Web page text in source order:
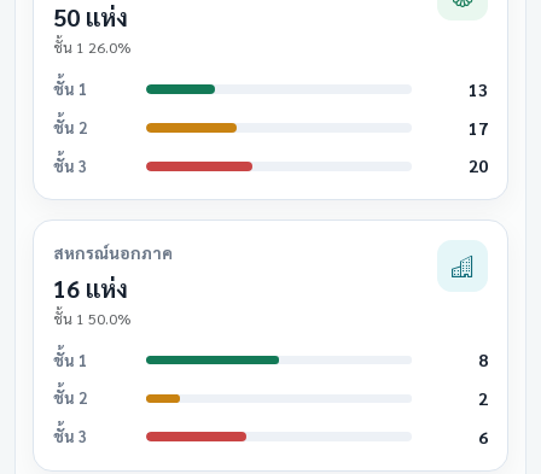
50 แห่ง
ชั้น 1 26.0%
ชั้น 1 13
ชั้น 2 17
ชั้น 3 20
สหกรณ์นอกภาค
16 แห่ง
ชั้น 1 50.0%
ชั้น 1 8
ชั้น 2 2
ชั้น 3 6